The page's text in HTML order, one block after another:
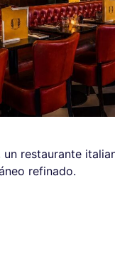
un restaurante
refinado.